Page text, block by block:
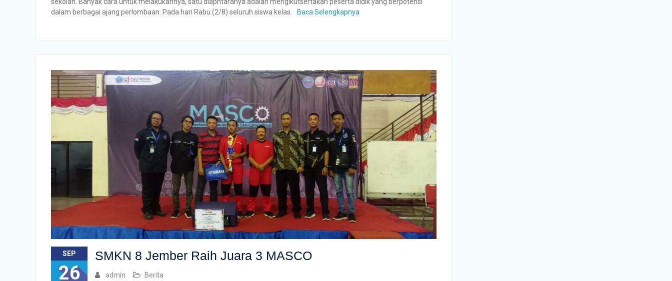
sekolah. Banyak cara untuk melakukannya, satu diapntaranya adalah mengikutsertakan peserta didik yang berpotensi
dalam berbagai ajang perlombaan. Pada hari Rabu (2/8) seluruh siswa kelas
Baca Selengkapnya
SEP
26
SMKN 8 Jember Raih Juara 3 MASCO
admin Berita